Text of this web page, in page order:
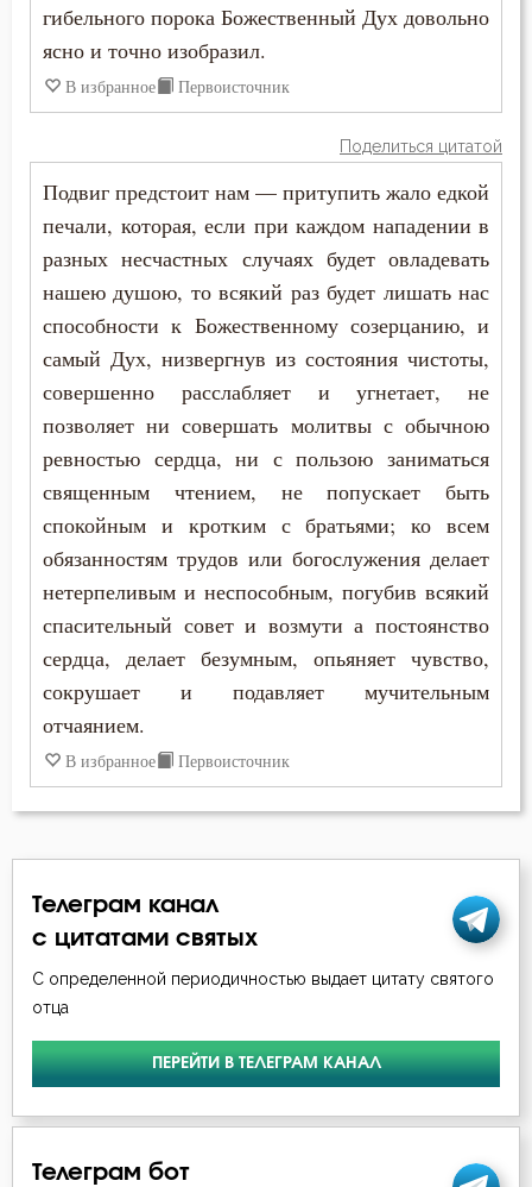
гибельного порока Божественный Дух довольно
ясно и точно изобразил.
В избранное Первоисточник
Поделиться цитатой
Подвиг предстоит нам — притупить жало едкой
печали, которая, если при каждом нападении в
разных несчастных случаях будет овладевать
нашею душою, то всякий раз будет лишать нас
способности к Божественному созерцанию, и
самый Дух, низвергнув из состояния чистоты,
совершенно расслабляет и угнетает, не
позволяет ни совершать молитвы с обычною
ревностью сердца, ни с пользою заниматься
священным чтением, не попускает быть
спокойным и кротким с братьями; ко всем
обязанностям трудов или богослужения делает
нетерпеливым и неспособным, погубив всякий
спасительный совет и возмути а постоянство
сердца, делает безумным, опьяняет чувство,
сокрушает и подавляет мучительным
отчаянием.
В избранное Первоисточник
Телеграм канал
с цитатами святых
С определенной периодичностью выдает цитату святого
отца
ПЕРЕЙТИ В ТЕЛЕГРАМ КАНАЛ
Телеграм бот